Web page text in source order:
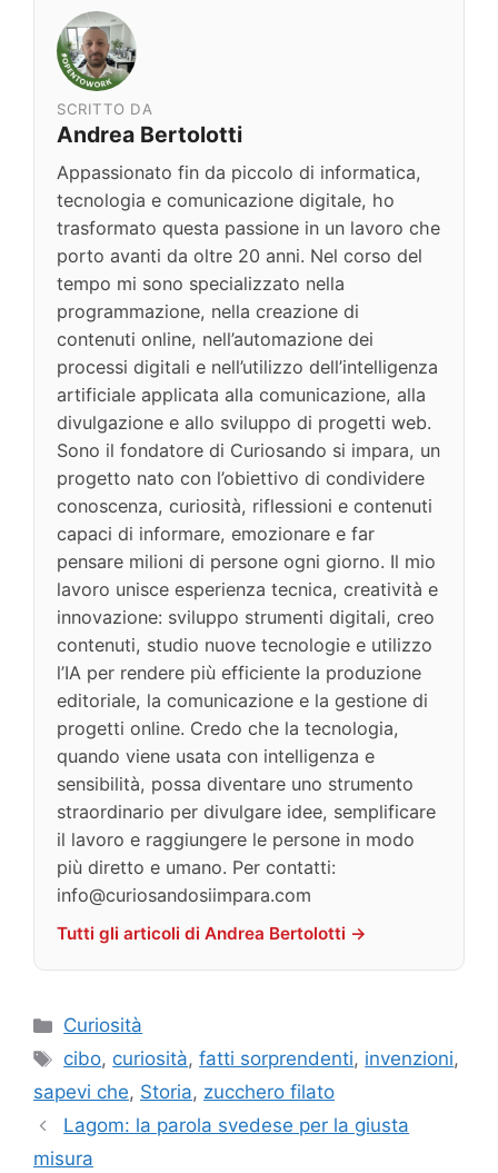
SCRITTO DA
Andrea Bertolotti
Appassionato fin da piccolo di informatica,
tecnologia e comunicazione digitale, ho
trasformato questa passione in un lavoro che
porto avanti da oltre 20 anni. Nel corso del
tempo mi sono specializzato nella
programmazione, nella creazione di
contenuti online, nell’automazione dei
processi digitali e nell’utilizzo dell’intelligenza
artificiale applicata alla comunicazione, alla
divulgazione e allo sviluppo di progetti web.
Sono il fondatore di Curiosando si impara, un
progetto nato con l’obiettivo di condividere
conoscenza, curiosità, riflessioni e contenuti
capaci di informare, emozionare e far
pensare milioni di persone ogni giorno. Il mio
lavoro unisce esperienza tecnica, creatività e
innovazione: sviluppo strumenti digitali, creo
contenuti, studio nuove tecnologie e utilizzo
l’IA per rendere più efficiente la produzione
editoriale, la comunicazione e la gestione di
progetti online. Credo che la tecnologia,
quando viene usata con intelligenza e
sensibilità, possa diventare uno strumento
straordinario per divulgare idee, semplificare
il lavoro e raggiungere le persone in modo
più diretto e umano. Per contatti:
info@curiosandosiimpara.com
Tutti gli articoli di Andrea Bertolotti →
Categorie
Curiosità
Tag
cibo, curiosità,fatti sorprendenti, invenzioni,
sapevi che, Storia, zucchero filato
Lagom: la parola svedese per la giusta
misura